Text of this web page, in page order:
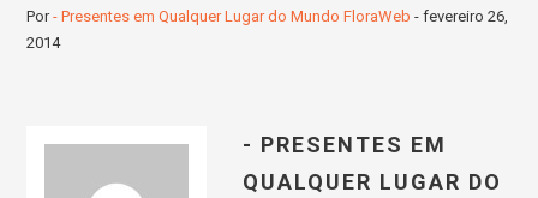
Por- Presentes em Qualquer Lugar do Mundo FloraWeb -fevereiro 26,
2014
- PRESENTES EM
QUALQUER LUGAR DO